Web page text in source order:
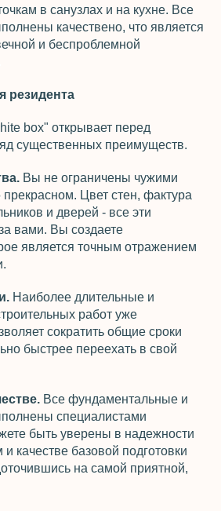
в санузлах и на кухне. Все
качествено, что является
и беспроблемной
резидента
box" открывает перед
существенных преимуществ.
Вы не ограничены чужими
Цвет стен, фактура
и дверей - все эти
вами. Вы создаете
является точным отражением
Наиболее длительные и
работ уже
сократить общие сроки
быстрее переехать в свой
Все фундаментальные и
специалистами
быть уверены в надежности
качестве базовой подготовки
на самой приятной,